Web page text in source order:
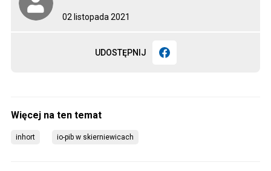
02 listopada 2021
UDOSTĘPNIJ
inhort io-pib w skierniewicach